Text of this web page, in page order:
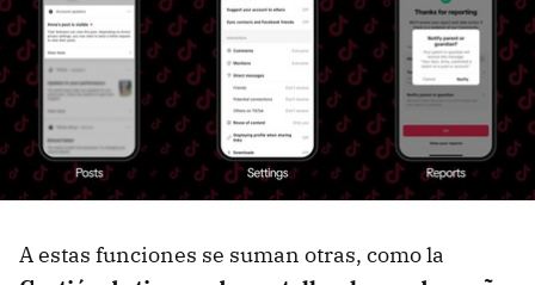
A estas funciones se suman otras, como la